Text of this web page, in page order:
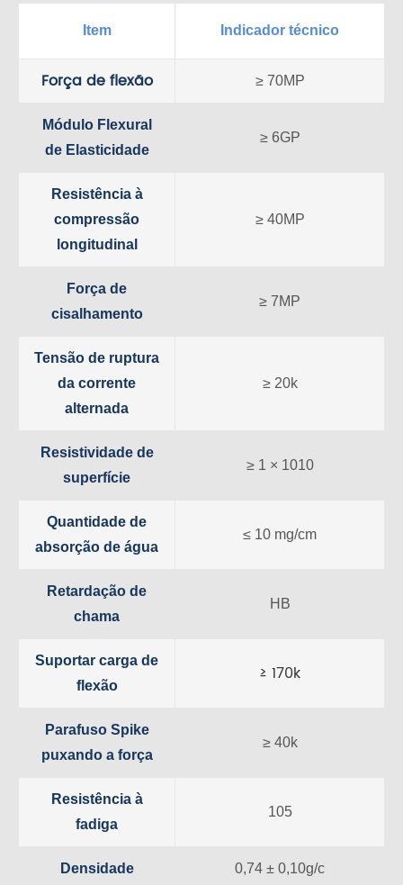
Item Indicador técnico
Força de flexão ≥ 70MP
Módulo Flexural
de Elasticidade
≥ 6GP
Resistência à
compressão
longitudinal
≥ 40MP
Força de
cisalhamento
≥ 7MP
Tensão de ruptura
da corrente
alternada
≥ 20k
Resistividade de
superfície
≥ 1 × 1010
Quantidade de
absorção de água
≤ 10 mg/cm
Retardação de
chama
HB
Suportar carga de
flexão
≥ 170k
Parafuso Spike
puxando a força
≥ 40k
Resistência à
fadiga
105
Densidade 0,74 ± 0,10g/c